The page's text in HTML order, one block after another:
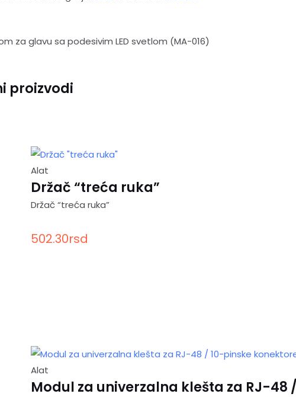
za glavu sa podesivim LED svetlom (MA-016)
proizvodi
Alat
Držač “treća ruka”
Držač “treća ruka”
502.30rsd
Alat
Modul za univerzalna klešta za RJ-48